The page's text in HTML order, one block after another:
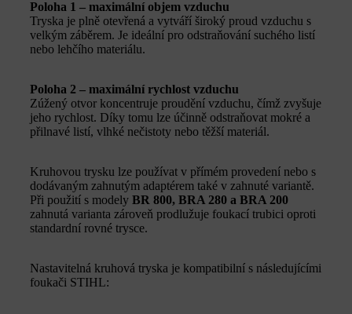
Poloha 1 – maximální objem vzduchu
Tryska je plně otevřená a vytváří široký proud vzduchu s
velkým záběrem. Je ideální pro odstraňování suchého listí
nebo lehčího materiálu.
Poloha 2 – maximální rychlost vzduchu
Zúžený otvor koncentruje proudění vzduchu, čímž zvyšuje
jeho rychlost. Díky tomu lze účinně odstraňovat mokré a
přilnavé listí, vlhké nečistoty nebo těžší materiál.
Kruhovou trysku lze používat v přímém provedení nebo s
dodávaným zahnutým adaptérem také v zahnuté variantě.
Při použití s modely BR 800, BRA 280 a BRA 200
zahnutá varianta zároveň prodlužuje foukací trubici oproti
standardní rovné trysce.
Nastavitelná kruhová tryska je kompatibilní s následujícími
foukači STIHL: